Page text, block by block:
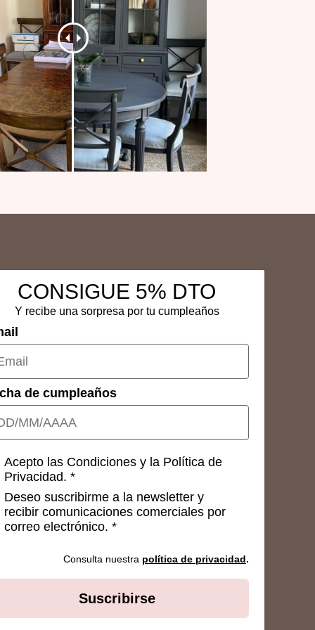
CONSIGUE 5% DTO
Y recibe una sorpresa por tu cumpleaños
de cumpleaños
Acepto las Condiciones y la Política de
Privacidad. *
Deseo suscribirme a la newsletter y
recibir comunicaciones comerciales por
correo electrónico. *
Consulta nuestra política de privacidad.
Suscribirse